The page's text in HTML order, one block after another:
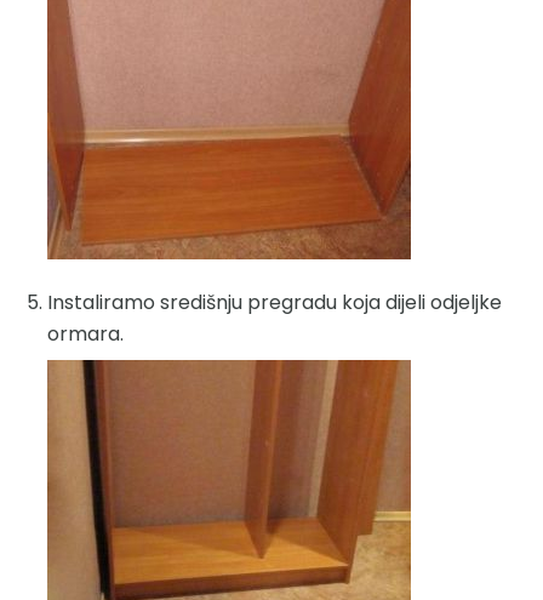
Instaliramo središnju pregradu koja dijeli odjeljke
ormara.